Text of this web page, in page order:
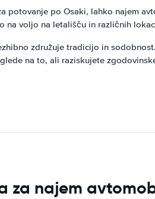
potovanje po Osaki, lahko najem
na voljo na letališču in različnih
združuje tradicijo in
na to, ali raziskujete
za najem